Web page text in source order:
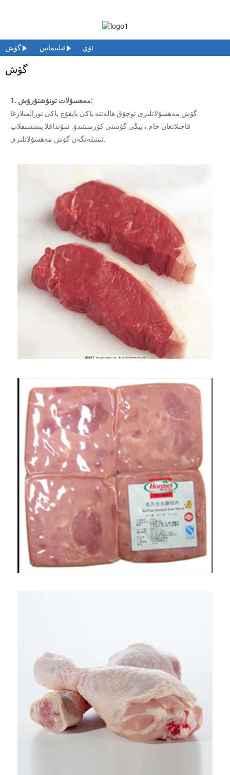
ئۆي ئىلتىماس گۆش
گۆش
1. مەھسۇلات تونۇشتۇرۇش:
گۆش مەھسۇلاتلىرى ئوچۇق ھالەتتە ياكى ياپقۇچ ياكى ئورالمىلارغا
قاچىلانغان خام ، يېڭى گۆشنى كۆرسىتىدۇ. شۇنداقلا پىششىقلاپ
ئىشلەنگەن گۆش مەھسۇلاتلىرى.